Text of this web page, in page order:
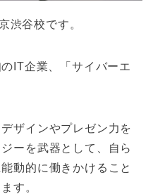
谷校です。
IT企業、「サイバーエ
ザインやプレゼン力を
ーを武器として、自ら
動的に働きかけること
す。